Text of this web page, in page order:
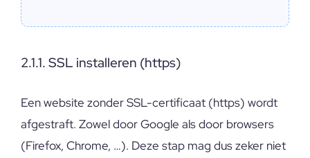
2.1.1. SSL installeren (https)
Een website zonder SSL-certificaat (https) wordt
afgestraft. Zowel door Google als door browsers
(Firefox, Chrome, …). Deze stap mag dus zeker niet